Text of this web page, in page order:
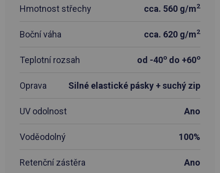
Hmotnost střechy cca. 560 g/m2
Boční váha cca. 620 g/m2
Teplotní rozsah od -40o do +60o
Oprava Silné elastické pásky + suchý zip
UV odolnost Ano
Voděodolný 100%
Retenční zástěra Ano